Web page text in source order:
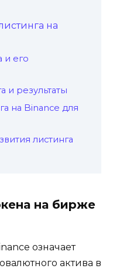
на
и его
и результаты
на Binance для
листинга
на бирже
означает
актива в